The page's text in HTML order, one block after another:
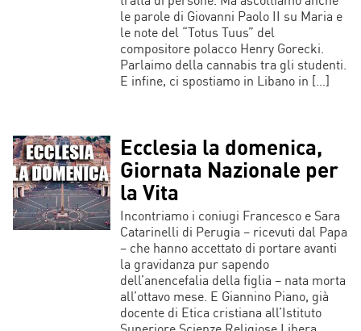
le parole di Giovanni Paolo II su Maria e
le note del “Totus Tuus” del
compositore polacco Henry Gorecki.
Parlaimo della cannabis tra gli studenti.
E infine, ci spostiamo in Libano in […]
Ecclesia la domenica,
Giornata Nazionale per
la Vita
Incontriamo i coniugi Francesco e Sara
Catarinelli di Perugia – ricevuti dal Papa
– che hanno accettato di portare avanti
la gravidanza pur sapendo
dell’anencefalia della figlia – nata morta
all’ottavo mese. E Giannino Piano, già
docente di Etica cristiana all’Istituto